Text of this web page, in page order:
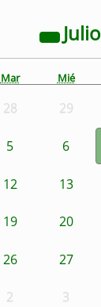
Julio
Mar Mié
28 29
5 6
12 13
19 20
26 27
2 3